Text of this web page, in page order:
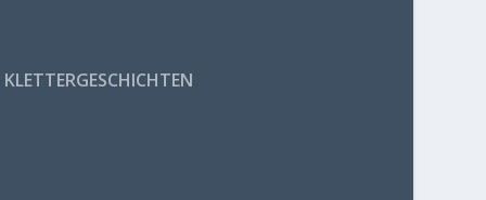
KLETTERGESCHICHTEN